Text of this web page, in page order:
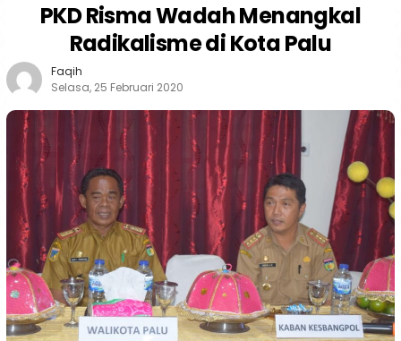
PKD Risma Wadah Menangkal
Radikalisme di Kota Palu
Faqih
Selasa, 25 Februari 2020